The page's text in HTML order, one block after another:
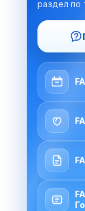
раздел по